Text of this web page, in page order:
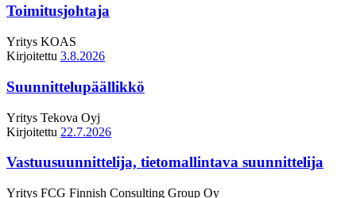
Toimitusjohtaja
Yritys KOAS
Kirjoitettu 3.8.2026
Suunnittelupäällikkö
Yritys Tekova Oyj
Kirjoitettu 22.7.2026
Vastuusuunnittelija, tietomallintava suunnittelija
Yritys FCG Finnish Consulting Group Oy